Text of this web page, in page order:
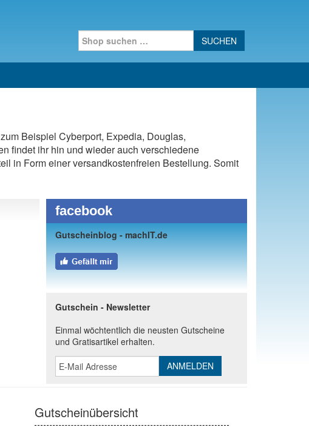
Search for:
Beispiel Cyberport, Expedia, Douglas,
findet ihr hin und wieder auch verschiedene
in Form einer versandkostenfreien Bestellung. Somit
facebook
Gutscheinblog - machIT.de
Gutschein - Newsletter
Einmal wöchtentlich die neusten Gutscheine
und Gratisartikel erhalten.
Gutscheinübersicht